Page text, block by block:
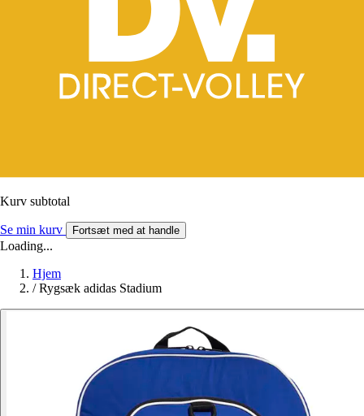
Kurv subtotal
Se min kurv Fortsæt med at handle
Loading...
Hjem
/ Rygsæk adidas Stadium